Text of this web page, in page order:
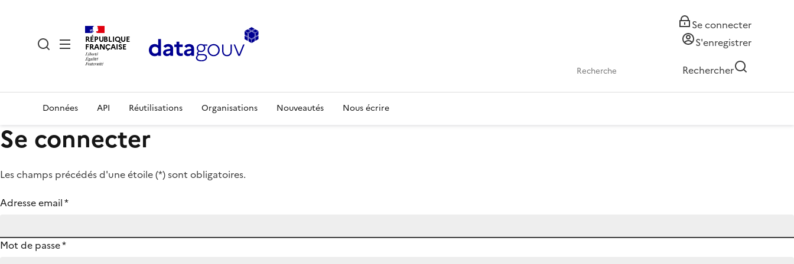
RÉPUBLIQUE
FRANÇAISE
Se connecter
S'enregistrer
Rechercher
Données API Réutilisations Organisations Nouveautés Nous écrire
Se connecter
Les champs précédés d'une étoile (*) sont obligatoires.
Adresse email*
Mot de passe*